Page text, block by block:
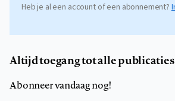
Heb je al een account of een abonnement?
Altijd toegang tot alle
Abonneer vandaag nog!